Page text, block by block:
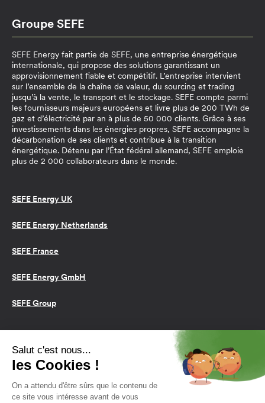
Groupe SEFE
SEFE Energy fait partie de SEFE, une entreprise énergétique
internationale, qui propose des solutions garantissant un
approvisionnement fiable et compétitif. L’entreprise intervient
sur l’ensemble de la chaîne de valeur, du sourcing et trading
jusqu’à la vente, le transport et le stockage. SEFE compte parmi
les fournisseurs majeurs européens et livre plus de 200 TWh de
gaz et d’électricité par an à plus de 50 000 clients. Grâce à ses
investissements dans les énergies propres, SEFE accompagne la
décarbonation de ses clients et contribue à la transition
énergétique. Détenu par l’État fédéral allemand, SEFE emploie
plus de 2 000 collaborateurs dans le monde.
SEFE Energy UK
SEFE Energy Netherlands
SEFE France
SEFE Energy GmbH
SEFE Group